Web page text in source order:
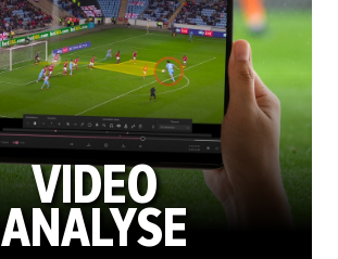
VIDEO
ANALYSE